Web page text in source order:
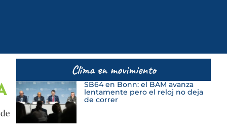
Clima en movimiento
SB64 en Bonn: el BAM avanza
lentamente pero el reloj no deja
de correr